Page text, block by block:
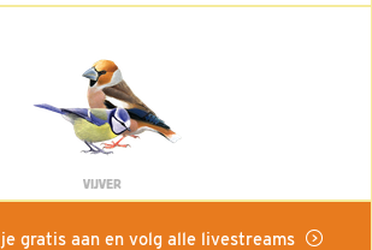
VIJVER
gratis aan en volg alle livestreams